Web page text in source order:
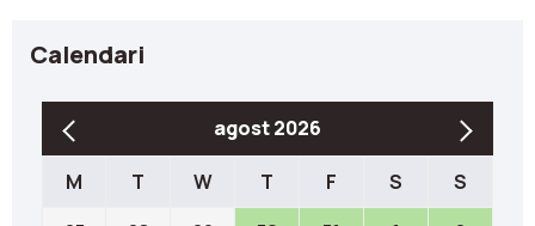
Calendari
agost 2026
M T W T F S S